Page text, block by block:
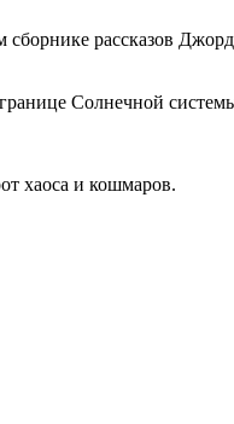
рассказов
Солнечной
хаоса и кошмаров.